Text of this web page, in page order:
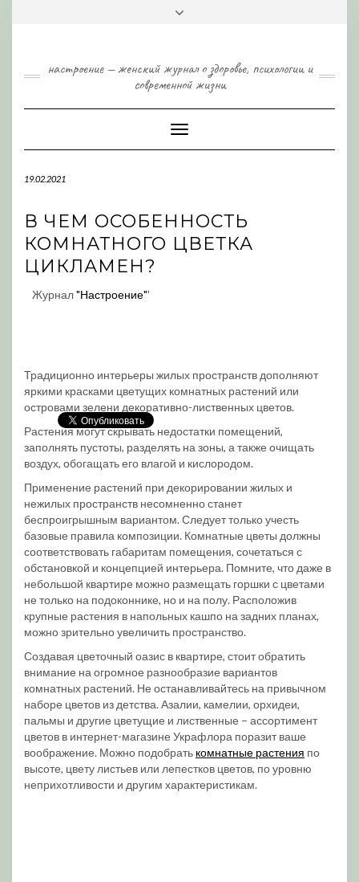
настроение — женский журнал о здоровье, психологии и
современной жизни
Toggle
Navigation
19.02.2021
В ЧЕМ ОСОБЕННОСТЬ
КОМНАТНОГО ЦВЕТКА
ЦИКЛАМЕН?
Журнал"Настроение"'
Традиционно интерьеры жилых пространств дополняют
яркими красками цветущих комнатных растений или
островами зелени декоративно-лиственных цветов.
Растения могут скрывать недостатки помещений,
заполнять пустоты, разделять на зоны, а также очищать
воздух, обогащать его влагой и кислородом.
Применение растений при декорировании жилых и
нежилых пространств несомненно станет
беспроигрышным вариантом. Следует только учесть
базовые правила композиции. Комнатные цветы должны
соответствовать габаритам помещения, сочетаться с
обстановкой и концепцией интерьера. Помните, что даже в
небольшой квартире можно размещать горшки с цветами
не только на подоконнике, но и на полу. Расположив
крупные растения в напольных кашпо на задних планах,
можно зрительно увеличить пространство.
Создавая цветочный оазис в квартире, стоит обратить
внимание на огромное разнообразие вариантов
комнатных растений. Не останавливайтесь на привычном
наборе цветов из детства. Азалии, камелии, орхидеи,
пальмы и другие цветущие и лиственные – ассортимент
цветов в интернет-магазине Украфлора поразит ваше
воображение. Можно подобрать комнатные растения по
высоте, цвету листьев или лепестков цветов, по уровню
неприхотливости и другим характеристикам.